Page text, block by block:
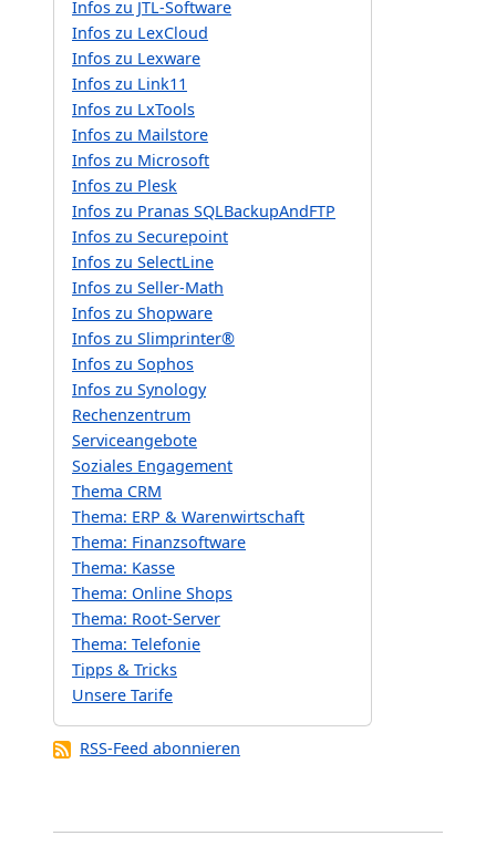
Infos zu JTL-Software
Infos zu LexCloud
Infos zu Lexware
Infos zu Link11
Infos zu LxTools
Infos zu Mailstore
Infos zu Microsoft
Infos zu Plesk
Infos zu Pranas SQLBackupAndFTP
Infos zu Securepoint
Infos zu SelectLine
Infos zu Seller-Math
Infos zu Shopware
Infos zu Slimprinter®
Infos zu Sophos
Infos zu Synology
Rechenzentrum
Serviceangebote
Soziales Engagement
Thema CRM
Thema: ERP & Warenwirtschaft
Thema: Finanzsoftware
Thema: Kasse
Thema: Online Shops
Thema: Root-Server
Thema: Telefonie
Tipps & Tricks
Unsere Tarife
RSS-Feed abonnieren